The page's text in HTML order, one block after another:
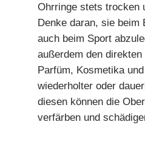
Ohrringe stets trocken
Denke daran, sie beim
auch beim Sport
außerdem den
Parfüm, Kosmetika
wiederholter oder
diesen können die
verfärben und